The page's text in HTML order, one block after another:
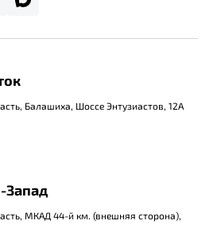
Балашиха, Шоссе Энтузиастов, 12А
МКАД 44-й км. (внешняя сторона),